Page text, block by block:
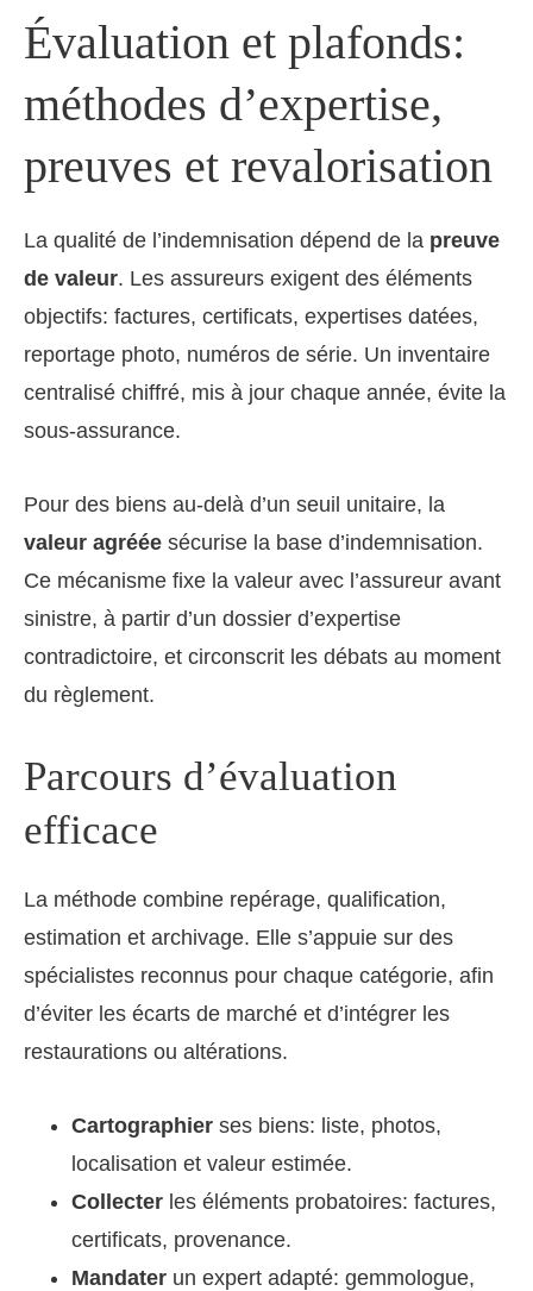
Évaluation et plafonds:
méthodes d’expertise,
preuves et revalorisation
La qualité de l’indemnisation dépend de la preuve
de valeur. Les assureurs exigent des éléments
objectifs: factures, certificats, expertises datées,
reportage photo, numéros de série. Un inventaire
centralisé chiffré, mis à jour chaque année, évite la
sous-assurance.
Pour des biens au-delà d’un seuil unitaire, la
valeur agréée sécurise la base d’indemnisation.
Ce mécanisme fixe la valeur avec l’assureur avant
sinistre, à partir d’un dossier d’expertise
contradictoire, et circonscrit les débats au moment
du règlement.
Parcours d’évaluation
efficace
La méthode combine repérage, qualification,
estimation et archivage. Elle s’appuie sur des
spécialistes reconnus pour chaque catégorie, afin
d’éviter les écarts de marché et d’intégrer les
restaurations ou altérations.
Cartographier ses biens: liste, photos,
localisation et valeur estimée.
Collecter les éléments probatoires: factures,
certificats, provenance.
Mandater un expert adapté: gemmologue,